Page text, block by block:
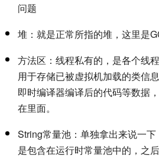
问题
堆：就是正常所指的堆，这里是
方法区：线程私有的，是各个线
用于存储已被虚拟机加载的类信
即时编译器编译后的代码等数据
在里面。
String常量池：单独拿出来说一
是包含在运行时常量池中的，之后